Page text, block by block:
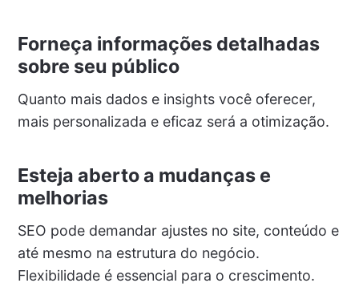
Forneça informações detalhadas
sobre seu público
Quanto mais dados e insights você oferecer,
mais personalizada e eficaz será a otimização.
Esteja aberto a mudanças e
melhorias
SEO pode demandar ajustes no site, conteúdo e
até mesmo na estrutura do negócio.
Flexibilidade é essencial para o crescimento.